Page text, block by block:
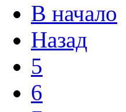
В начало
Назад
5
6